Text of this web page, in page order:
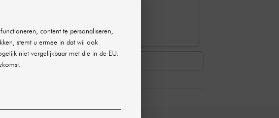
content te personaliseren,
stemt u ermee in dat wij ook
niet vergelijkbaar met die in de EU.